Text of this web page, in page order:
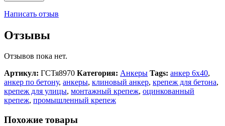
Написать отзыв
Отзывы
Отзывов пока нет.
Артикул: ГСТя8970 Категория: Анкеры Tags: анкер 6х40,
анкер по бетону, анкеры, клиновый анкер, крепеж для бетона,
крепеж для улицы, монтажный крепеж, оцинкованный
крепеж, промышленный крепеж
Похожие товары